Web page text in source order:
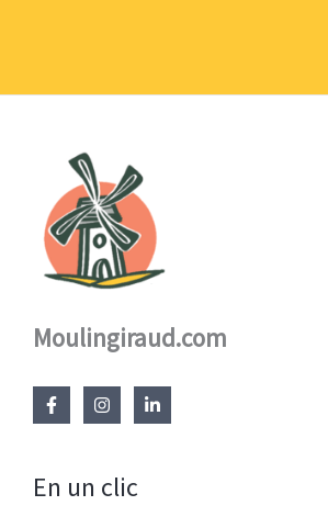
Moulingiraud.com
En un clic